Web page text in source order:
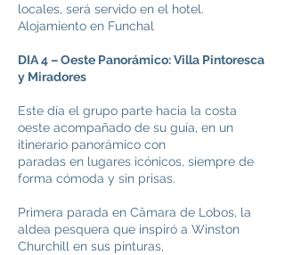
locales, será servido en el hotel.
Alojamiento en Funchal
DIA 4 – Oeste Panorámico: Villa Pintoresca
y Miradores
Este día el grupo parte hacia la costa
oeste acompañado de su guía, en un
itinerario panorámico con
paradas en lugares icónicos, siempre de
forma cómoda y sin prisas.
Primera parada en Câmara de Lobos, la
aldea pesquera que inspiró a Winston
Churchill en sus pinturas,